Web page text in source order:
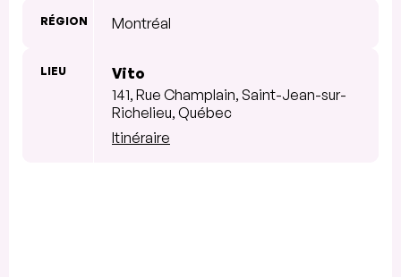
RÉGION Montréal
LIEU
Vito
141, Rue Champlain, Saint-Jean-sur-
Richelieu, Québec
Itinéraire